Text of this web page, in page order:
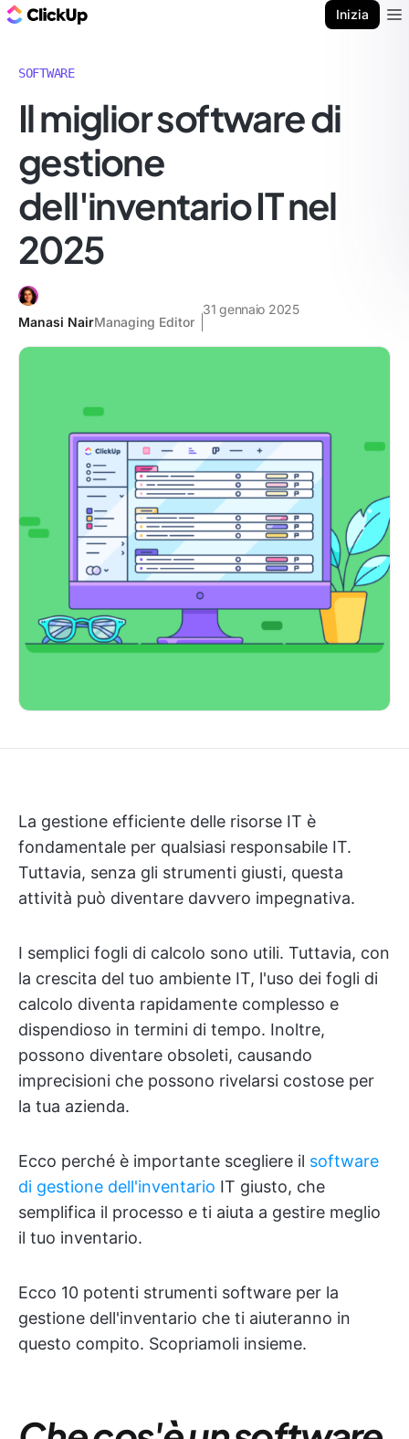
Inizia
SOFTWARE
Il miglior software di
gestione
dell'inventario IT nel
2025
Manasi NairManaging Editor
31 gennaio 2025
La gestione efficiente delle risorse IT è
fondamentale per qualsiasi responsabile IT.
Tuttavia, senza gli strumenti giusti, questa
attività può diventare davvero impegnativa.
I semplici fogli di calcolo sono utili. Tuttavia, con
la crescita del tuo ambiente IT, l'uso dei fogli di
calcolo diventa rapidamente complesso e
dispendioso in termini di tempo. Inoltre,
possono diventare obsoleti, causando
imprecisioni che possono rivelarsi costose per
la tua azienda.
Ecco perché è importante scegliere il software
di gestione dell'inventario IT giusto, che
semplifica il processo e ti aiuta a gestire meglio
il tuo inventario.
Ecco 10 potenti strumenti software per la
gestione dell'inventario che ti aiuteranno in
questo compito. Scopriamoli insieme.